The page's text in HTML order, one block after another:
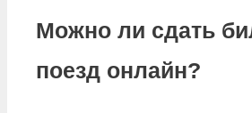
Можно ли сдать
поезд онлайн?